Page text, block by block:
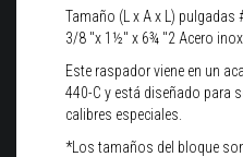
Tamaño (L x A x L) pulgadas
3/8 "x 1½" x 6¾ "2 Acero
Este raspador viene en un
440-C y está diseñado para
calibres especiales.
*Los tamaños del bloque